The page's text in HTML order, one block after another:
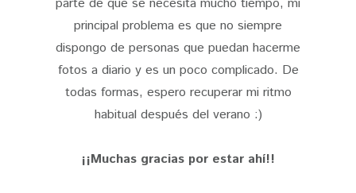
parte de que se necesita mucho tiempo, mi
principal problema es que no siempre
dispongo de personas que puedan hacerme
fotos a diario y es un poco complicado. De
todas formas, espero recuperar mi ritmo
habitual después del verano :)
¡¡Muchas gracias por estar ahí!!